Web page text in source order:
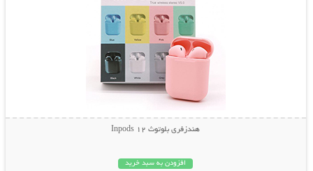
هندزفری بلوتوث Inpods 12
افزودن به سبد خرید